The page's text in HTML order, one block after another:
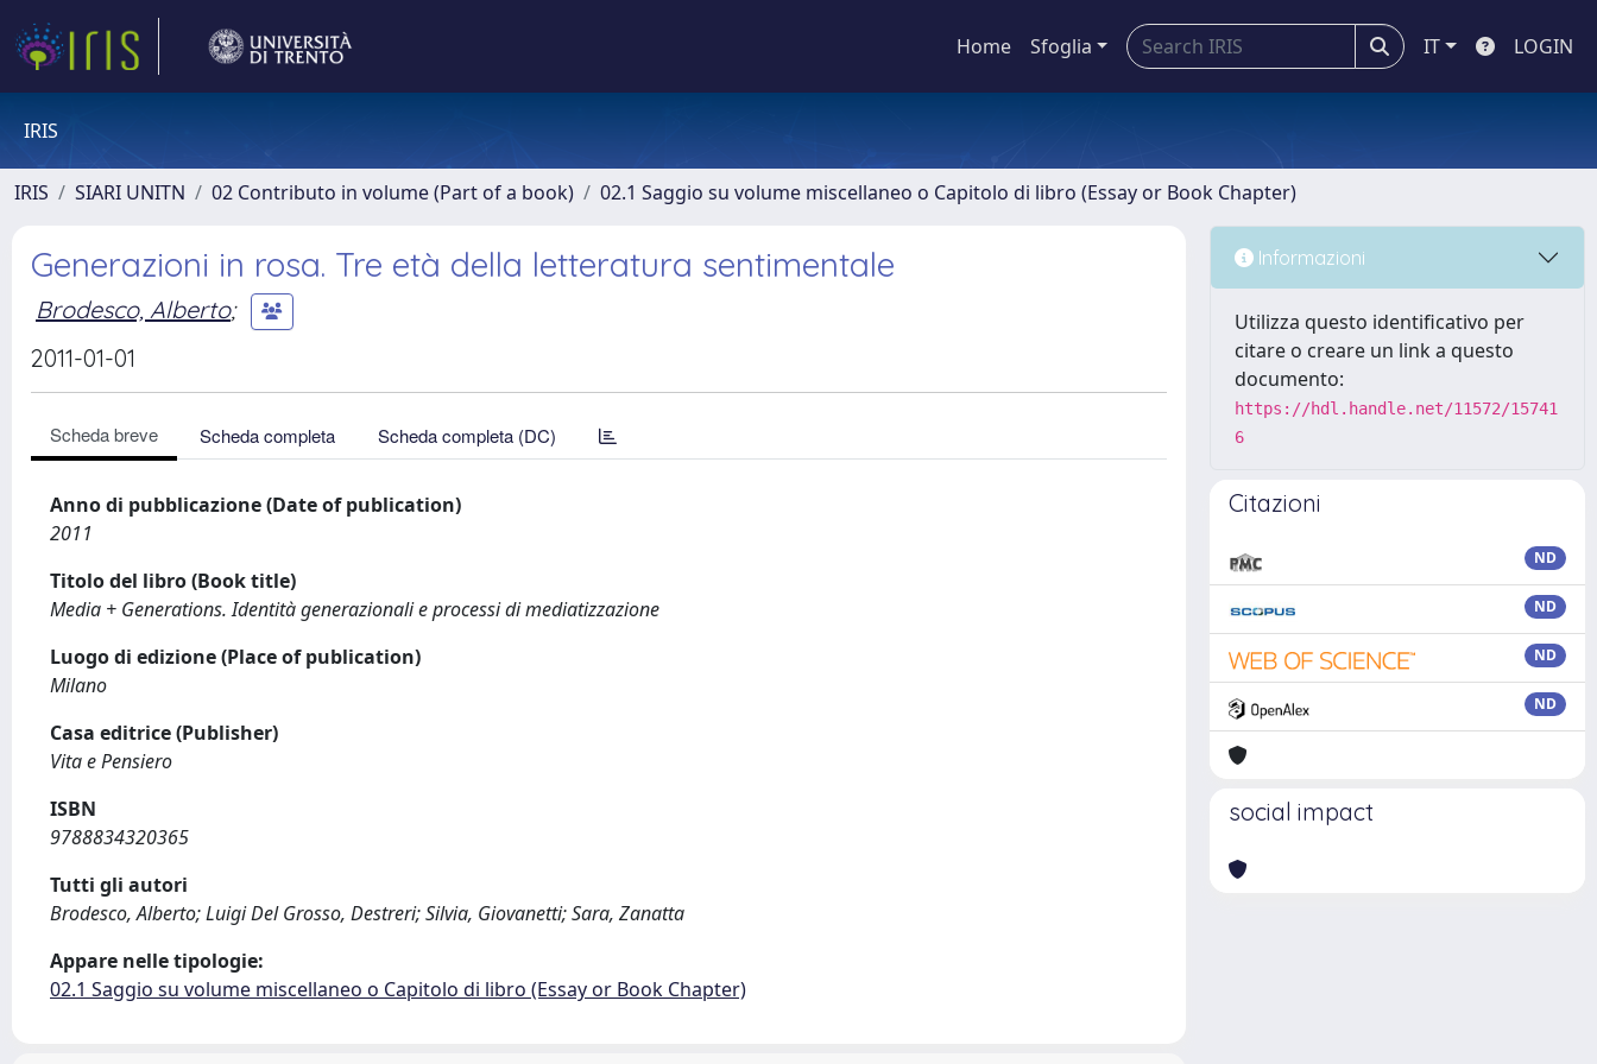
Home Sfoglia IT LOGIN
IRIS
IRIS SIARI UNITN 02 Contributo in volume (Part of a book) 02.1 Saggio su volume miscellaneo o Capitolo di libro (Essay or Book Chapter)
Generazioni in rosa. Tre età della letteratura sentimentale
Brodesco, Alberto;
2011-01-01
Scheda breve Scheda completa Scheda completa (DC)
Anno di pubblicazione (Date of publication)
2011
Titolo del libro (Book title)
Media + Generations. Identità generazionali e processi di mediatizzazione
Luogo di edizione (Place of publication)
Milano
Casa editrice (Publisher)
Vita e Pensiero
ISBN
9788834320365
Tutti gli autori
Brodesco, Alberto; Luigi Del Grosso, Destreri; Silvia, Giovanetti; Sara, Zanatta
Appare nelle tipologie:
02.1 Saggio su volume miscellaneo o Capitolo di libro (Essay or Book Chapter)
Informazioni
Utilizza questo identificativo per
citare o creare un link a questo
documento:
https://hdl.handle.net/11572/15741
6
Citazioni
ND
ND
ND
ND
social impact